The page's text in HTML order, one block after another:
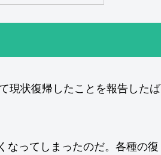
現状復帰したことを報告したば
なってしまったのだ。各種の復